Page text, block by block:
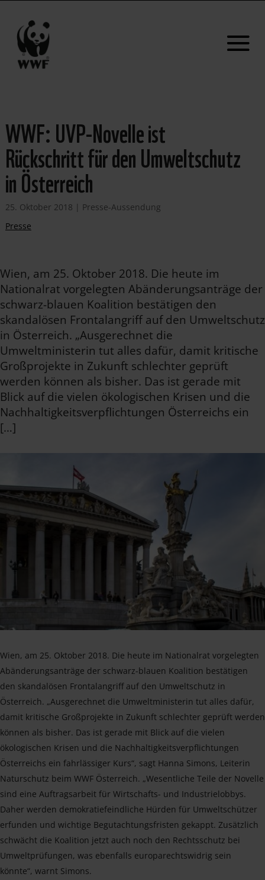
WWF: UVP-Novelle ist
Rückschritt für den Umweltschutz
in Österreich
25. Oktober 2018 | Presse-Aussendung
Presse
Wien, am 25. Oktober 2018. Die heute im
Nationalrat vorgelegten Abänderungsanträge der
schwarz-blauen Koalition bestätigen den
skandalösen Frontalangriff auf den Umweltschutz
in Österreich. „Ausgerechnet die
Umweltministerin tut alles dafür, damit kritische
Großprojekte in Zukunft schlechter geprüft
werden können als bisher. Das ist gerade mit
Blick auf die vielen ökologischen Krisen und die
Nachhaltigkeitsverpflichtungen Österreichs ein
[…]
Wien, am 25. Oktober 2018. Die heute im Nationalrat vorgelegten
Abänderungsanträge der schwarz-blauen Koalition bestätigen
den skandalösen Frontalangriff auf den Umweltschutz in
Österreich. „Ausgerechnet die Umweltministerin tut alles dafür,
damit kritische Großprojekte in Zukunft schlechter geprüft werden
können als bisher. Das ist gerade mit Blick auf die vielen
ökologischen Krisen und die Nachhaltigkeitsverpflichtungen
Österreichs ein fahrlässiger Kurs“, sagt Hanna Simons, Leiterin
Naturschutz beim WWF Österreich. „Wesentliche Teile der Novelle
sind eine Auftragsarbeit für Wirtschafts- und Industrielobbys.
Daher werden demokratiefeindliche Hürden für Umweltschützer
erfunden und wichtige Begutachtungsfristen gekappt. Zusätzlich
schwächt die Koalition jetzt auch noch den Rechtsschutz bei
Umweltprüfungen, was ebenfalls europarechtswidrig sein
könnte“, warnt Simons.